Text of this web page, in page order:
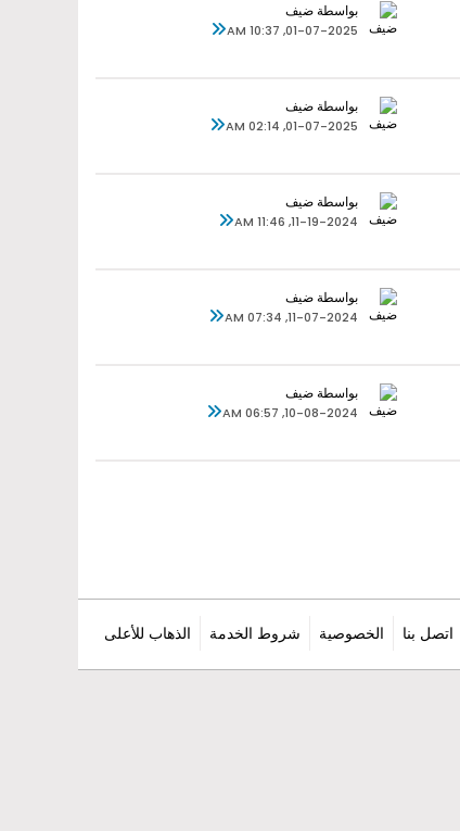
بواسطة ضيف
01-07-2025, 10:37 AM
بواسطة ضيف
01-07-2025, 02:14 AM
بواسطة ضيف
11-19-2024, 11:46 AM
بواسطة ضيف
11-07-2024, 07:34 AM
بواسطة ضيف
10-08-2024, 06:57 AM
اتصل بنا الخصوصية شروط الخدمة الذهاب للأعلى